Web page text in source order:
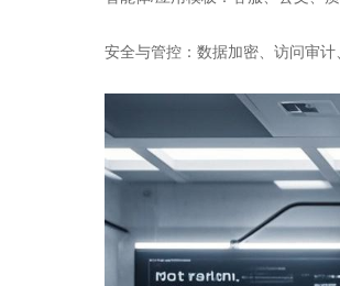
安全与管控：数据加密、访问审